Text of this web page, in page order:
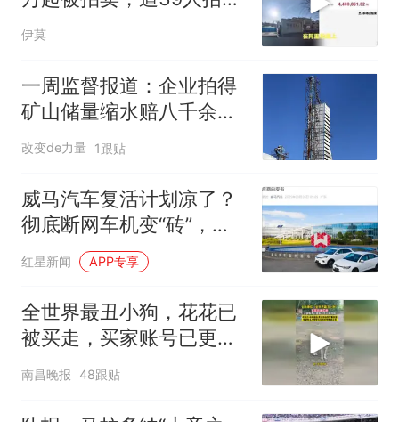
299次后4
伊莫
一周监督报道：企业拍得
矿山储量缩水赔八千余万
七年未付；商人合伙烘干
塔被错拍卖，维权八年法
院再推翻当年判决
改变de力量 1跟贴
威马汽车复活计划凉了？
彻底断网车机变“砖”，白
菜价甩卖资产，未见新车
批量交付
红星新闻 APP专享
全世界最丑小狗，花花已
被买走，买家账号已更新
花花日常视频，其父母出
南昌晚报 48跟贴